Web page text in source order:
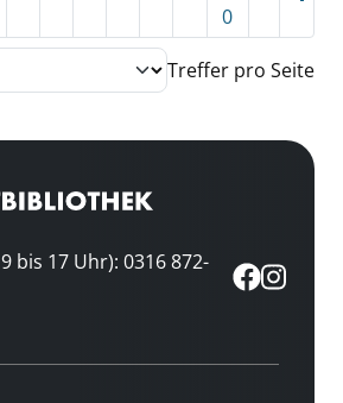
0
Treffer pro Seite
bis 17 Uhr): 0316 872-